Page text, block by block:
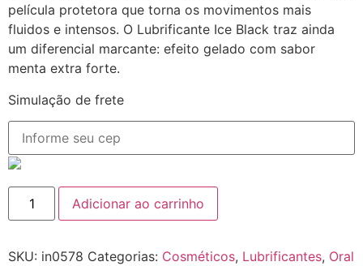
película protetora que torna os movimentos mais
fluidos e intensos. O Lubrificante Ice Black traz ainda
um diferencial marcante: efeito gelado com sabor
menta extra forte.
Simulação de frete
Adicionar ao carrinho
SKU: in0578 Categorias: Cosméticos, Lubrificantes, Oral